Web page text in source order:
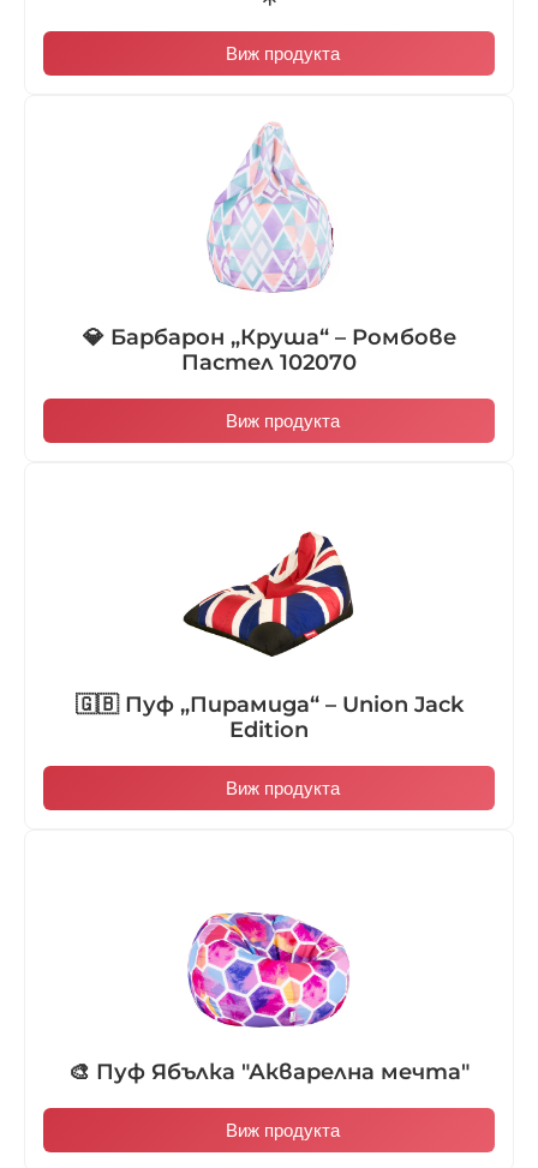
Виж продукта
💎 Барбарон „Круша“ – Ромбове
Пастел 102070
Виж продукта
🇬🇧 Пуф „Пирамида“ – Union Jack
Edition
Виж продукта
🎨 Пуф Ябълка "Акварелна мечта"
Виж продукта